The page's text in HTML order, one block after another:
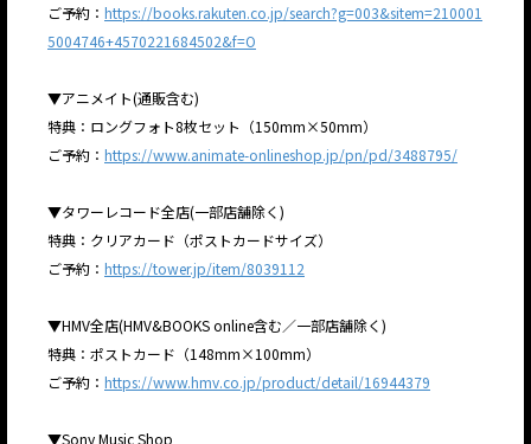
ご予約： https://books.rakuten.co.jp/search?g=003&sitem=210001
5004746+4570221684502&f=O
▼アニメイト(通販含む)
特典：ロングフォト8枚セット（150mm×50mm）
ご予約： https://www.animate-onlineshop.jp/pn/pd/3488795/
▼タワーレコード全店(一部店舗除く)
特典：クリアカード（ポストカードサイズ）
ご予約： https://tower.jp/item/8039112
▼HMV全店(HMV&BOOKS online含む／一部店舗除く)
特典：ポストカード（148mm×100mm）
ご予約： https://www.hmv.co.jp/product/detail/16944379
▼Sony Music Shop